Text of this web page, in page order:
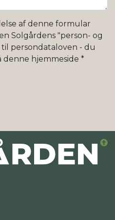
af denne formular
Solgårdens "person- og
persondataloven - du
denne hjemmeside *